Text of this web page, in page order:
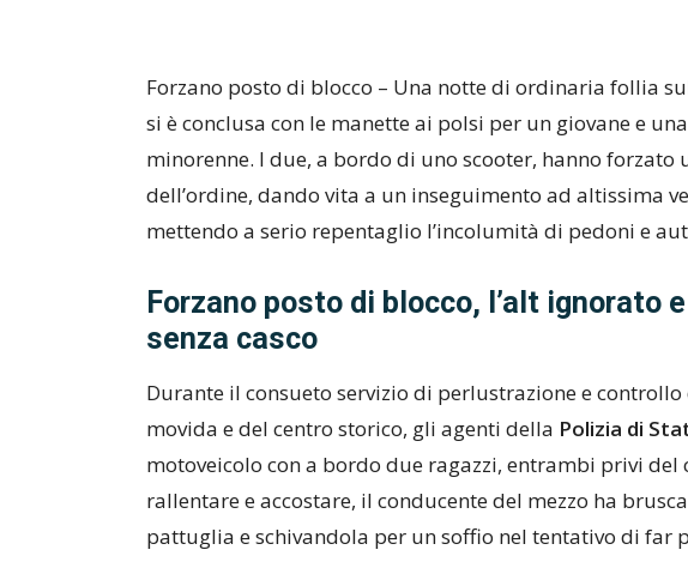
Forzano posto di blocco – Una notte di ordinaria follia
si è conclusa con le manette ai polsi per un giovane e
minorenne. I due, a bordo di uno scooter, hanno
dell’ordine, dando vita a un inseguimento ad altissima
mettendo a serio repentaglio l’incolumità di pedoni e
Forzano posto di blocco, l’alt ignorato
senza casco
Durante il consueto servizio di perlustrazione e
movida e del centro storico, gli agenti della Polizia di
motoveicolo con a bordo due ragazzi, entrambi privi del
rallentare e accostare, il conducente del mezzo ha
pattuglia e schivandola per un soffio nel tentativo di far